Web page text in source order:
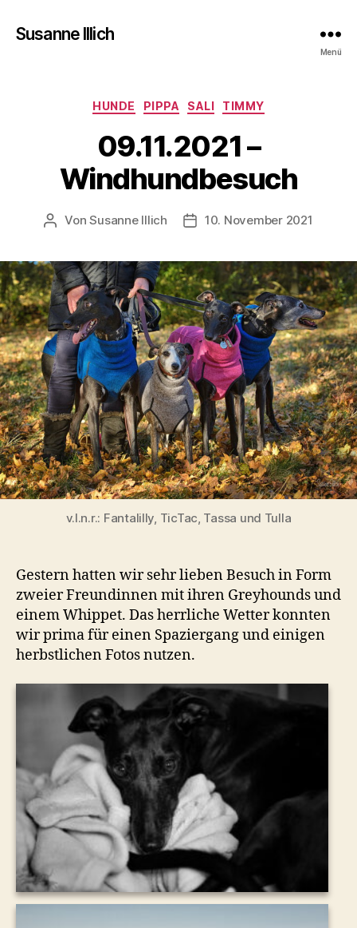
Susanne Illich
Menü
Kategorien
HUNDE PIPPA SALI TIMMY
09.11.2021 –
Windhundbesuch
Beitragsautor
VonSusanne Illich Veröffentlichungsdatum
10. November 2021
v.l.n.r.: Fantalilly, TicTac, Tassa und Tulla
Gestern hatten wir sehr lieben Besuch in Form
zweier Freundinnen mit ihren Greyhounds und
einem Whippet. Das herrliche Wetter konnten
wir prima für einen Spaziergang und einigen
herbstlichen Fotos nutzen.